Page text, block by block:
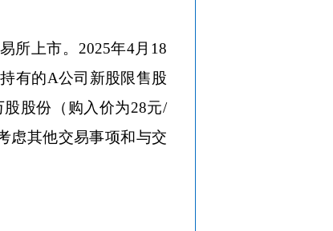
所上市。2025年4月18
有的A公司新股限售股
股份（购入价为28元/
虑其他交易事项和与交